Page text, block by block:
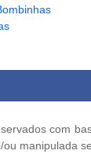
com
manipulada